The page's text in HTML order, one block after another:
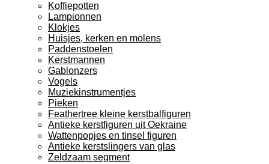
Koffiepotten
Lampionnen
Klokjes
Huisjes, kerken en molens
Paddenstoelen
Kerstmannen
Gablonzers
Vogels
Muziekinstrumentjes
Pieken
Feathertree kleine kerstbalfiguren
Antieke kerstfiguren uit Oekraine
Wattenpopjes en tinsel figuren
Antieke kerstslingers van glas
Zeldzaam segment